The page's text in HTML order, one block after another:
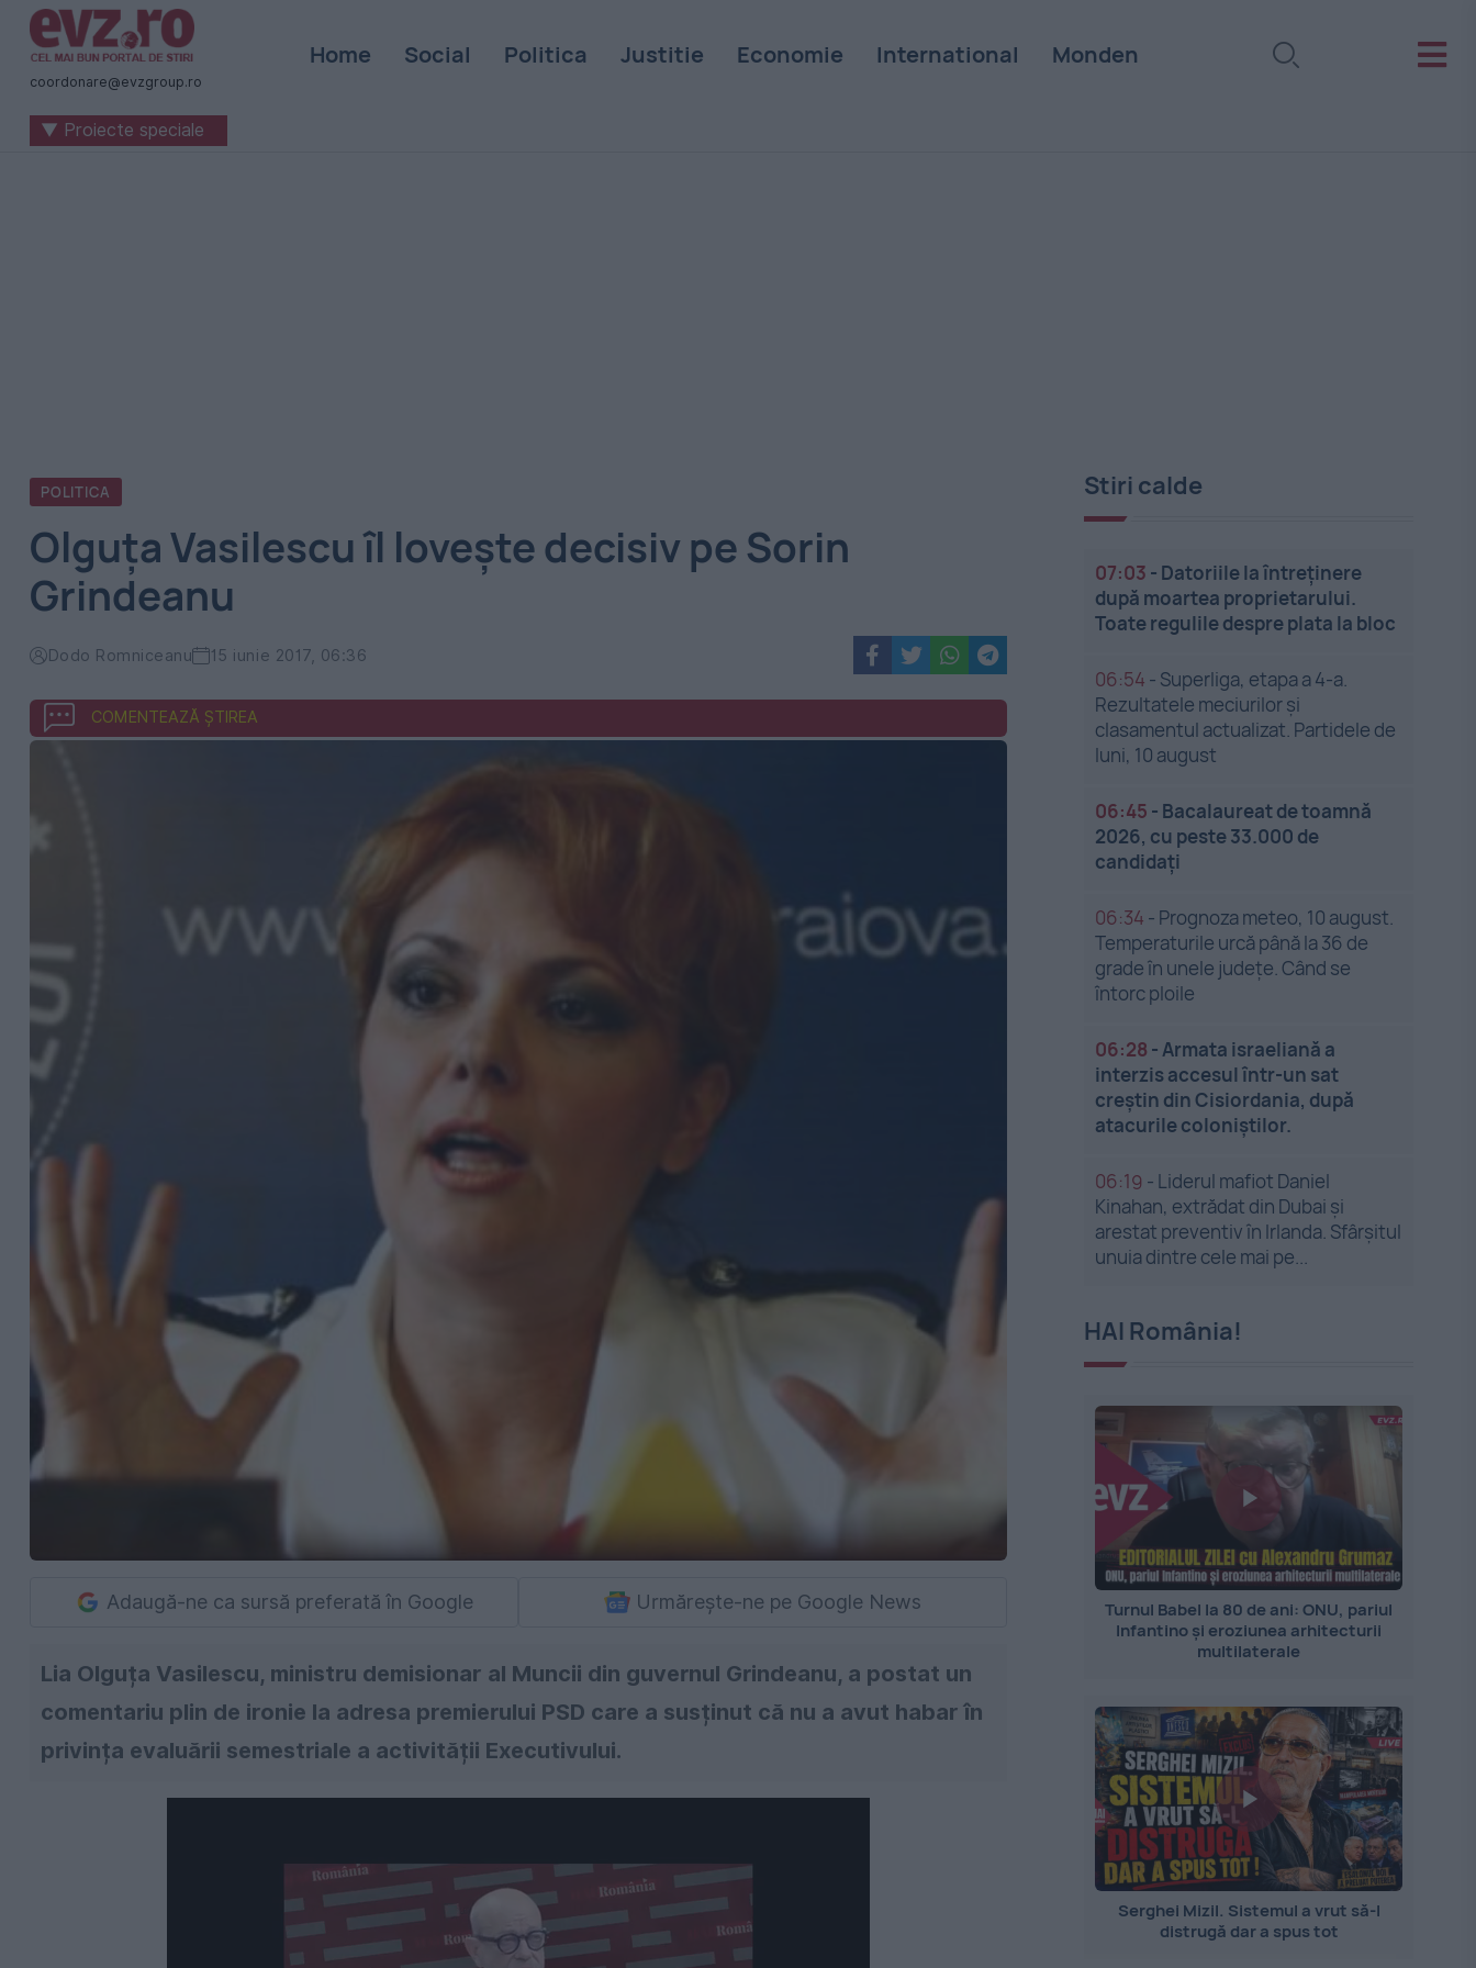
Știri
naționale
internaționale
coordonare@evzgroup.ro
Home Social Politica Justitie Economie International Monden
▼ Proiecte speciale
POLITICA
Olguța Vasilescu îl lovește decisiv pe Sorin
Grindeanu
Dodo Romniceanu 15 iunie 2017, 06:36
COMENTEAZĂ ȘTIREA
Adaugă-ne ca sursă preferată în Google Urmărește-ne pe Google News
Lia Olguța Vasilescu, ministru demisionar al Muncii din guvernul Grindeanu, a postat un
comentariu plin de ironie la adresa premierului PSD care a susținut că nu a avut habar în
privința evaluării semestriale a activității Executivului.
Stiri calde
07:03 - Datoriile la întreținere
după moartea proprietarului.
Toate regulile despre plata la bloc
06:54 - Superliga, etapa a 4-a.
Rezultatele meciurilor și
clasamentul actualizat. Partidele de
luni, 10 august
06:45 - Bacalaureat de toamnă
2026, cu peste 33.000 de
candidați
06:34 - Prognoza meteo, 10 august.
Temperaturile urcă până la 36 de
grade în unele județe. Când se
întorc ploile
06:28 -Armata israeliană a
interzis accesul într-un sat
creștin din Cisiordania, după
atacurile coloniștilor.
06:19 - Liderul mafiot Daniel
Kinahan, extrădat din Dubai și
arestat preventiv în Irlanda. Sfârșitul
unuia dintre cele mai pe...
HAI România!
Turnul Babel la 80 de ani: ONU, pariul
Infantino și eroziunea arhitecturii
multilaterale
Serghei Mizil. Sistemul a vrut să-l
distrugă dar a spus tot